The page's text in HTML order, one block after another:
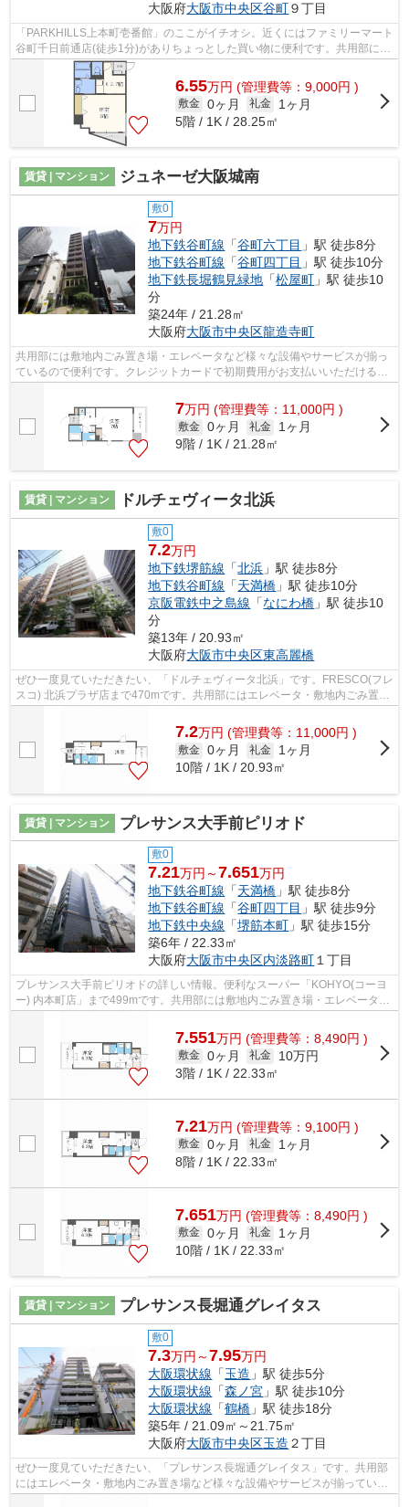
大阪府大阪市中央区谷町９丁目
「PARKHILLS上本町壱番館」のここがイチオシ。近くにはファミリーマート
谷町千日前通店(徒歩1分)がありちょっとした買い物に便利です。共用部には
エレベータ・敷地内ごみ置き場など様...
6.55万円 (管理費等：9,000円 )
敷金 0ヶ月 礼金
1ヶ月
5階 / 1K / 28.25㎡
賃貸 | マンション ジュネーゼ大阪城南
敷0
7万円
地下鉄谷町線 「谷町六丁目 」駅 徒歩8分
地下鉄谷町線 「谷町四丁目 」駅 徒歩10分
地下鉄長堀鶴見緑地 「松屋町 」駅 徒歩10
分
築24年 / 21.28㎡
大阪府大阪市中央区龍造寺町
共用部には敷地内ごみ置き場・エレベータなど様々な設備やサービスが揃っ
ているので便利です。クレジットカードで初期費用がお支払いいただけるの
で、決済の手間が軽減できます。防犯...
7万円 (管理費等：11,000円 )
敷金 0ヶ月 礼金
1ヶ月
9階 / 1K / 21.28㎡
賃貸 | マンション ドルチェヴィータ北浜
敷0
7.2万円
地下鉄堺筋線 「北浜 」駅 徒歩8分
地下鉄谷町線 「天満橋 」駅 徒歩10分
京阪電鉄中之島線 「なにわ橋 」駅 徒歩10
分
築13年 / 20.93㎡
大阪府大阪市中央区東高麗橋
ぜひ一度見ていただきたい、「ドルチェヴィータ北浜」です。FRESCO(フレ
スコ) 北浜プラザ店まで470mです。共用部にはエレベータ・敷地内ごみ置き
場などが揃っており、とても充実してい...
7.2万円 (管理費等：11,000円 )
敷金 0ヶ月 礼金
1ヶ月
10階 / 1K / 20.93㎡
賃貸 | マンション プレサンス大手前ピリオド
敷0
7.21万円～7.651万円
地下鉄谷町線 「天満橋 」駅 徒歩8分
地下鉄谷町線 「谷町四丁目 」駅 徒歩9分
地下鉄中央線 「堺筋本町 」駅 徒歩15分
築6年 / 22.33㎡
大阪府大阪市中央区内淡路町１丁目
プレサンス大手前ピリオドの詳しい情報。便利なスーパー「KOHYO(コーヨ
ー) 内本町店」まで499mです。共用部には敷地内ごみ置き場・エレベータな
7.551万円 (管理費等：8,490円 )
敷金 0ヶ月 礼金
10万円
3階 / 1K / 22.33㎡
7.21万円 (管理費等：9,100円 )
敷金 0ヶ月 礼金
1ヶ月
8階 / 1K / 22.33㎡
7.651万円 (管理費等：8,490円 )
敷金 0ヶ月 礼金
1ヶ月
10階 / 1K / 22.33㎡
賃貸 | マンション プレサンス長堀通グレイタス
敷0
7.3万円～7.95万円
大阪環状線 「玉造 」駅 徒歩5分
大阪環状線 「森ノ宮 」駅 徒歩10分
大阪環状線 「鶴橋 」駅 徒歩18分
築5年 / 21.09㎡～21.75㎡
大阪府大阪市中央区玉造 ２丁目
ぜひ一度見ていただきたい、「プレサンス長堀通グレイタス」です。共用部
にはエレベータ・敷地内ごみ置き場など様々な設備やサービスが揃っている